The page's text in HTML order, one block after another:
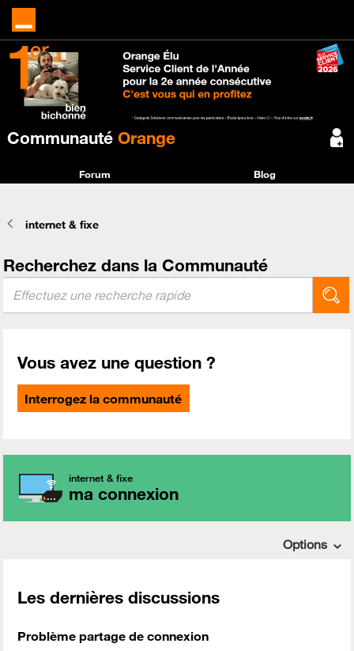
Communauté Orange
Forum Blog
internet & fixe
Recherchez dans la Communauté
Vous avez une question ?
Interrogez la communauté
internet & fixe
ma connexion
Options
Les dernières discussions
Problème partage de connexion